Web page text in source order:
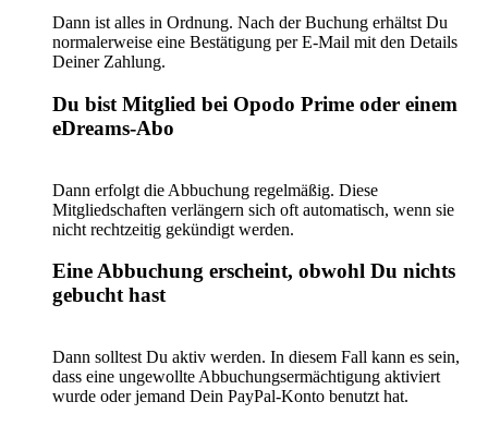
Dann ist alles in Ordnung. Nach der Buchung erhältst Du
normalerweise eine Bestätigung per E-Mail mit den Details
Deiner Zahlung.
Du bist Mitglied bei Opodo Prime oder einem
eDreams-Abo
Dann erfolgt die Abbuchung regelmäßig. Diese
Mitgliedschaften verlängern sich oft automatisch, wenn sie
nicht rechtzeitig gekündigt werden.
Eine Abbuchung erscheint, obwohl Du nichts
gebucht hast
Dann solltest Du aktiv werden. In diesem Fall kann es sein,
dass eine ungewollte Abbuchungsermächtigung aktiviert
wurde oder jemand Dein PayPal-Konto benutzt hat.